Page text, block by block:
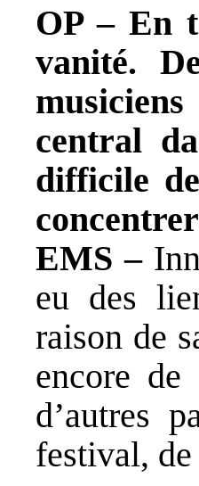
OP – En
vanité.
central
difficile
EMS –
eu des
raison de
encore
d’autres
festival, de